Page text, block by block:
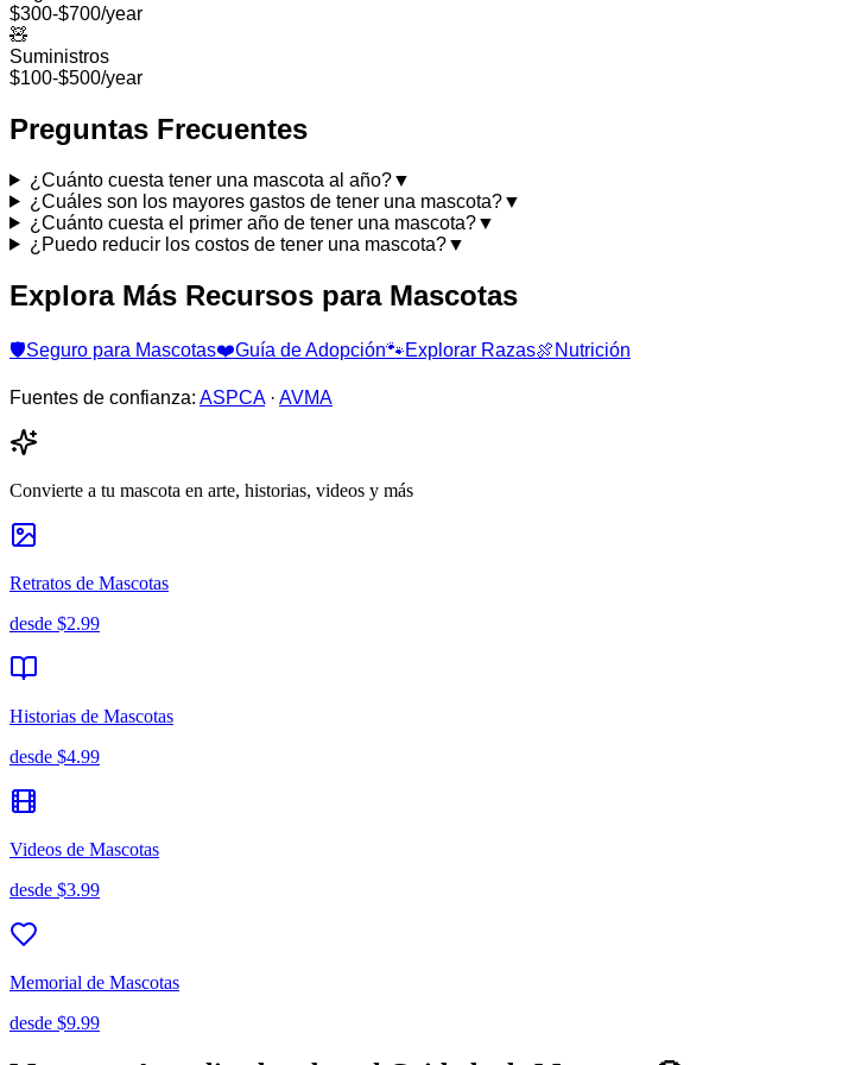
$300-$700/year
🧸
Suministros
$100-$500/year
Preguntas Frecuentes
¿Cuánto cuesta tener una mascota al año?▼
¿Cuáles son los mayores gastos de tener una mascota?▼
¿Cuánto cuesta el primer año de tener una mascota?▼
¿Puedo reducir los costos de tener una mascota?▼
Explora Más Recursos para Mascotas
🛡️Seguro para Mascotas❤️Guía de Adopción🐾Explorar Razas🍖 Nutrición
Fuentes de confianza: ASPCA· AVMA
Convierte a tu mascota en arte, historias, videos y más
Retratos de Mascotas
desde $2.99
Historias de Mascotas
desde $4.99
Videos de Mascotas
desde $3.99
Memorial de Mascotas
desde $9.99